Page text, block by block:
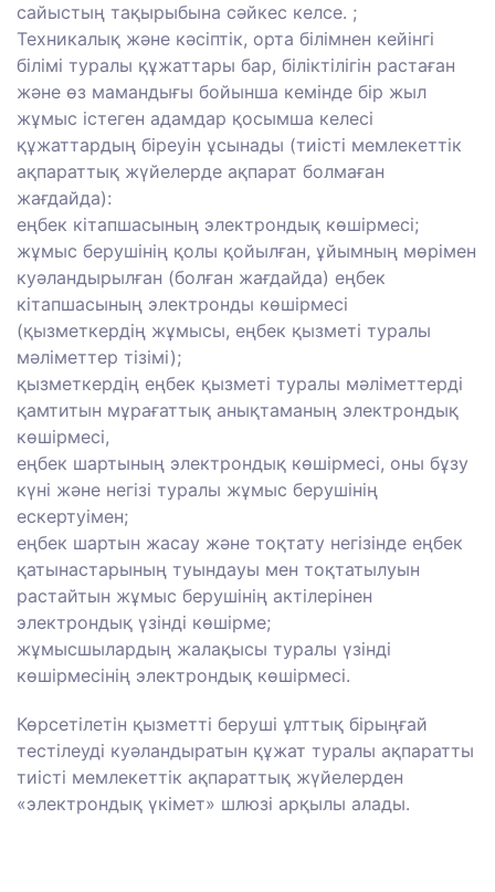
сайыстың тақырыбына сәйкес келсе. ;
Техникалық және кәсіптік, орта білімнен кейінгі
білімі туралы құжаттары бар, біліктілігін растаған
және өз мамандығы бойынша кемінде бір жыл
жұмыс істеген адамдар қосымша келесі
құжаттардың біреуін ұсынады (тиісті мемлекеттік
ақпараттық жүйелерде ақпарат болмаған
жағдайда):
еңбек кітапшасының электрондық көшірмесі;
жұмыс берушінің қолы қойылған, ұйымның мөрімен
куәландырылған (болған жағдайда) еңбек
кітапшасының электронды көшірмесі
(қызметкердің жұмысы, еңбек қызметі туралы
мәліметтер тізімі);
қызметкердің еңбек қызметі туралы мәліметтерді
қамтитын мұрағаттық анықтаманың электрондық
көшірмесі,
еңбек шартының электрондық көшірмесі, оны бұзу
күні және негізі туралы жұмыс берушінің
ескертуімен;
еңбек шартын жасау және тоқтату негізінде еңбек
қатынастарының туындауы мен тоқтатылуын
растайтын жұмыс берушінің актілерінен
электрондық үзінді көшірме;
жұмысшылардың жалақысы туралы үзінді
көшірмесінің электрондық көшірмесі.
Көрсетілетін қызметті беруші ұлттық бірыңғай
тестілеуді куәландыратын құжат туралы ақпаратты
тиісті мемлекеттік ақпараттық жүйелерден
«электрондық үкімет» шлюзі арқылы алады.